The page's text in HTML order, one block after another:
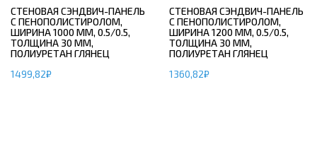
СТЕНОВАЯ СЭНДВИЧ-ПАНЕЛЬ
С ПЕНОПОЛИСТИРОЛОМ,
ШИРИНА 1000 ММ, 0.5/0.5,
ТОЛЩИНА 30 ММ,
ПОЛИУРЕТАН ГЛЯНЕЦ
1499,82₽
СТЕНОВАЯ СЭНДВИЧ-ПАНЕЛЬ
С ПЕНОПОЛИСТИРОЛОМ,
ШИРИНА 1200 ММ, 0.5/0.5,
ТОЛЩИНА 30 ММ,
ПОЛИУРЕТАН ГЛЯНЕЦ
1360,82₽